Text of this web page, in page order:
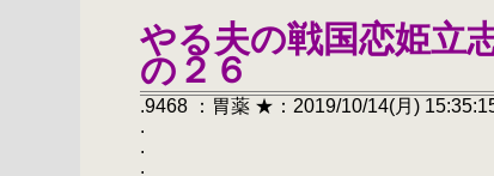
やる夫の戦国恋姫
の２６
.9468 ：胃薬 ★：2019/10/14(月)
.
.
.